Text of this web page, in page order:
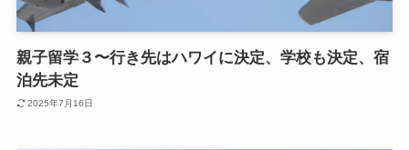
親子留学３〜行き先はハワイに決定、学校も決定、宿
泊先未定
2025年7月16日